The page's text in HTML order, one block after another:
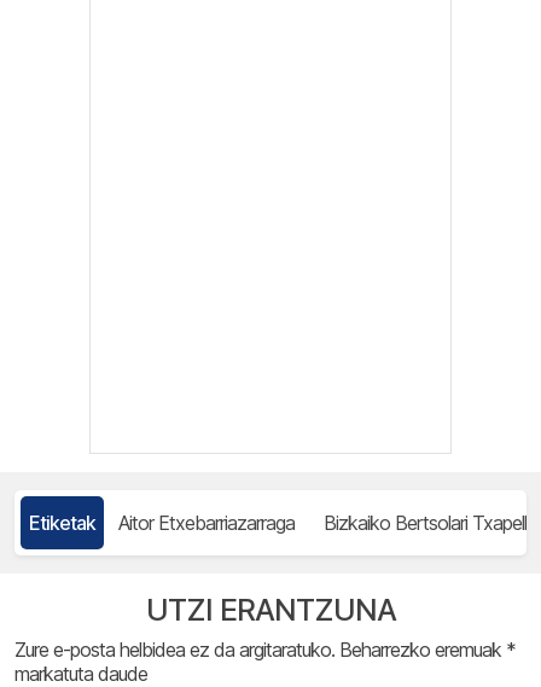
Etiketak Aitor Etxebarriazarraga Bizkaiko Bertsolari
UTZI ERANTZUNA
Zure e-posta helbidea ez da argitaratuko. Beharrezko eremuak *
markatuta daude